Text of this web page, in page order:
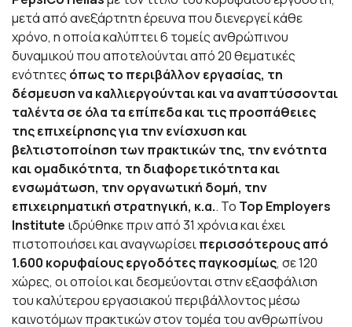
μετά από ανεξάρτητη έρευνα που διενεργεί κάθε
χρόνο, η οποία καλύπτει 6 τομείς ανθρώπινου
δυναμικού που αποτελούνται από 20 θεματικές
ενότητες όπως το περιβάλλον εργασίας, τη
δέσμευση να καλλιεργούνται και να αναπτύσσονται
ταλέντα σε όλα τα επίπεδα και τις προσπάθειες
της επιχείρησης για την ενίσχυση και
βελτιστοποίηση των πρακτικών της, την ενότητα
και ομαδικότητα, τη διαφορετικότητα και
ενσωμάτωση, την οργανωτική δομή, την
επιχειρηματική στρατηγική, κ.α.. Το Top Employers
Institute ιδρύθηκε πριν από 31 χρόνια καιέχει
πιστοποιήσει και αναγνωρίσειπερισσότερους από
1.600 κορυφαίους εργοδότες παγκοσμίως, σε 120
χώρες, οι οποίοι και δεσμεύονται στην εξασφάλιση
του καλύτερου εργασιακού περιβάλλοντος μέσω
καινοτόμων πρακτικών στον τομέα του ανθρωπίνου